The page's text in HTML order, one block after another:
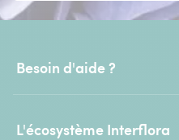
Besoin d'aide ?
L'écosystème Interflora